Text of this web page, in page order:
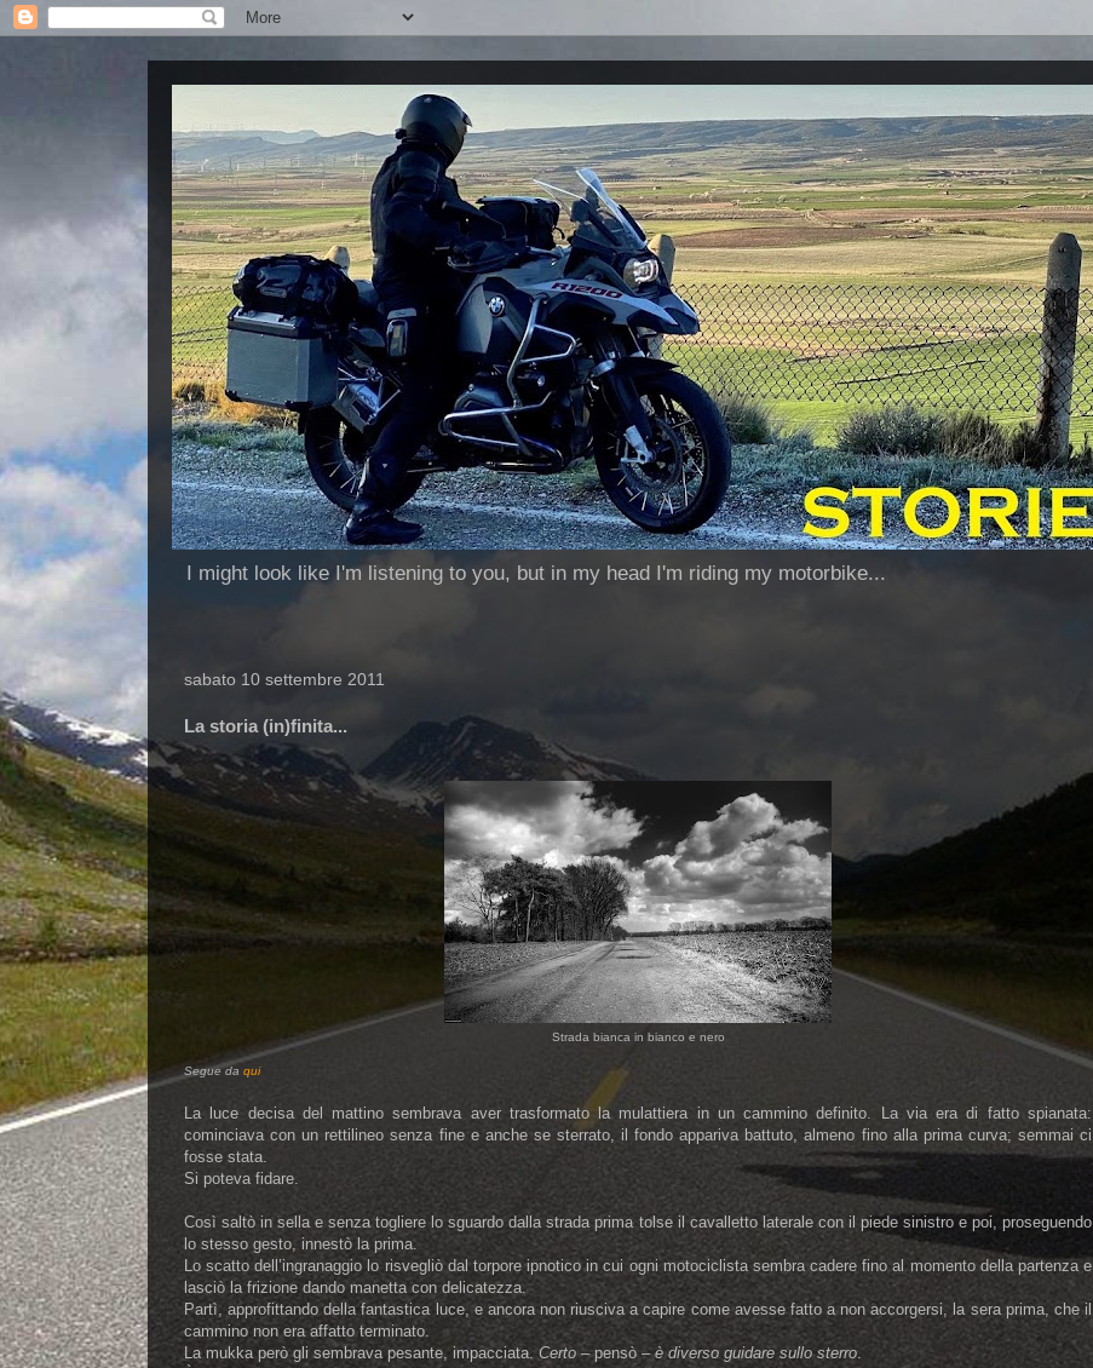
I might look like I'm listening to you, but in my head I'm riding my motorbike...
sabato 10 settembre 2011
La storia (in)finita...
Strada bianca in bianco e nero
Segue da qui
La luce decisa del mattino sembrava aver trasformato la mulattiera in un cammino definito. La via era di fatto spianata:
cominciava con un rettilineo senza fine e anche se sterrato, il fondo appariva battuto, almeno fino alla prima curva; semmai ci
fosse stata.
Si poteva fidare.
Così saltò in sella e senza togliere lo sguardo dalla strada prima tolse il cavalletto laterale con il piede sinistro e poi, proseguendo
lo stesso gesto, innestò la prima.
Lo scatto dell’ingranaggio lo risvegliò dal torpore ipnotico in cui ogni motociclista sembra cadere fino al momento della partenza e
lasciò la frizione dando manetta con delicatezza.
Partì, approfittando della fantastica luce, e ancora non riusciva a capire come avesse fatto a non accorgersi, la sera prima, che il
cammino non era affatto terminato.
La mukka però gli sembrava pesante, impacciata.Certo – pensò – è diverso guidare sullo sterro